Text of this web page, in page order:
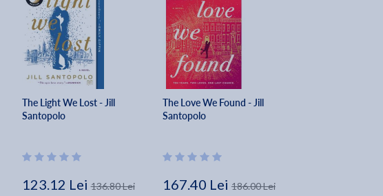
The Light We Lost - Jill
Santopolo
123.12 Lei 136.80 Lei
The Love We Found - Jill
Santopolo
167.40 Lei 186.00 Lei